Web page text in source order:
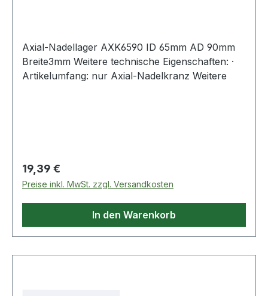
Axial-Nadellager AXK6590 ID 65mm AD 90mm
Breite3mm Weitere technische Eigenschaften: ·
Artikelumfang: nur Axial-Nadelkranz Weitere
Regulärer Preis:
19,39 €
Preise inkl. MwSt. zzgl. Versandkosten
In den Warenkorb